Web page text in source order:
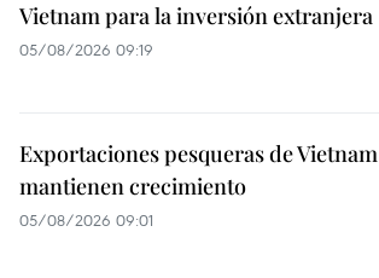
Vietnam para la inversión extranjera
05/08/2026 09:19
Exportaciones pesqueras de Vietnam
mantienen crecimiento
05/08/2026 09:01